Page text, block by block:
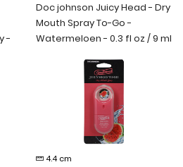
-
Doc johnson Juicy Head - Dry
Mouth Spray To-Go -
Watermeloen - 0.3 fl oz / 9 ml
4.4 cm